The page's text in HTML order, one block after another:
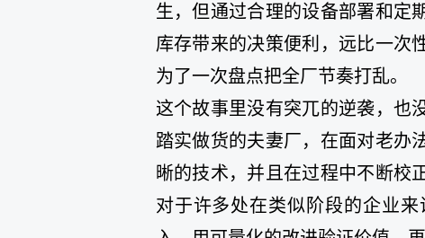
生，但通过合理的设备部署和定
库存带来的决策便利，远比一
为了一次盘点把全厂节奏打乱。
这个故事里没有突兀的逆袭，也
踏实做货的夫妻厂，在面对老办
晰的技术，并且在过程中不断校
对于许多处在类似阶段的企业